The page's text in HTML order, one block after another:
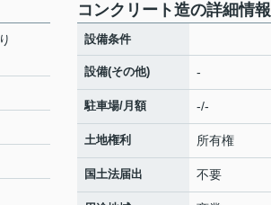
コンクリート造の詳細情報
設備条件
設備(その他) -
駐車場/月額 -/-
土地権利 所有権
国土法届出 不要